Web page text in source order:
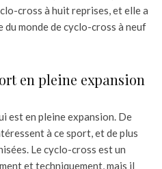
cross à huit reprises, et elle a
monde de cyclo-cross à neuf
en pleine expansion
est en pleine expansion. De
à ce sport, et de plus
Le cyclo-cross est un
et techniquement, mais il